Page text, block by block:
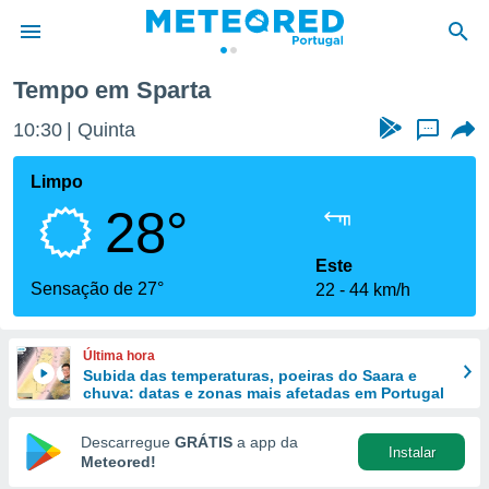
da
foi
fornecidas
a este
das
e
forma
digital
Tempo em Sparta
10:30 Quinta ...
Limpo
28°
Sensação de 27°
Este
22
44 km/h
Última hora
Subida das temperaturas, poeiras do Saara e
chuva: datas e zonas mais afetadas em Portugal
Descarregue GRÁTIS a app da
Meteored!
Instalar